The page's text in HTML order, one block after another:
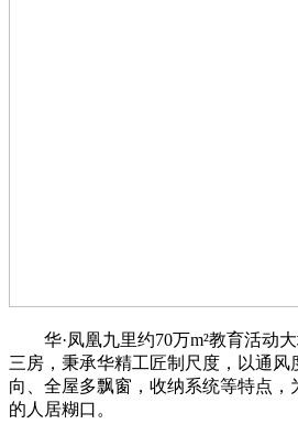
华·凤凰九里约70万m²教育活动大
三房，秉承华精工匠制尺度，以通风
向、全屋多飘窗，收纳系统等特点
的人居糊口。